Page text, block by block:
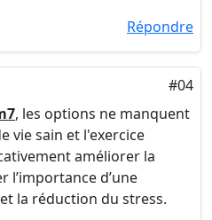
Répondre
#04
, les options ne manquent
vie sain et l'exercice
améliorer la
l’importance d’une
la réduction du stress.